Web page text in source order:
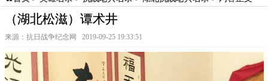
（湖北松滋）谭术井
来源：抗日战争纪念网 2019-09-25 19:33:51